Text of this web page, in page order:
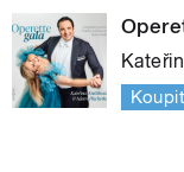
Koupit